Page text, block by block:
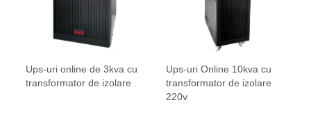
Ups-uri online de 3kva cu
transformator de izolare
Ups-uri Online 10kva cu
transformator de izolare
220v